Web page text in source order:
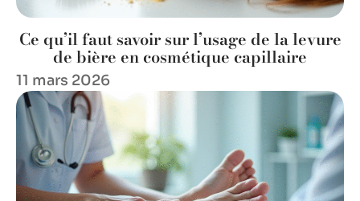
Ce qu’il faut savoir sur l’usage de la levure
de bière en cosmétique capillaire
11 mars 2026